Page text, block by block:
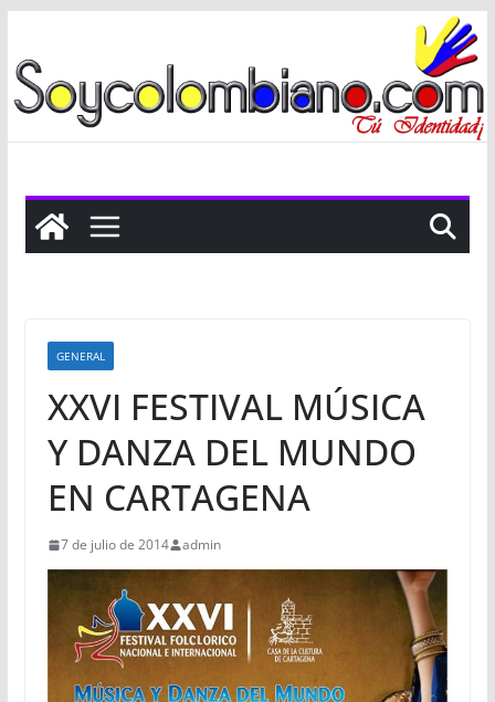
al
contenido
GENERAL
XXVI FESTIVAL MÚSICA
Y DANZA DEL MUNDO
EN CARTAGENA
7 de julio de 2014 admin